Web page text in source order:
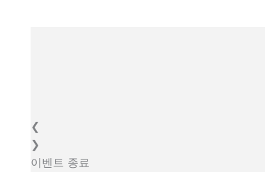
❮
❯
이벤트 종료